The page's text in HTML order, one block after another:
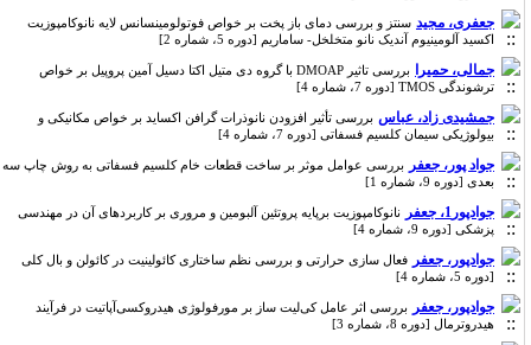
جعفری، مجید سنتز و بررسی دمای باز پخت بر خواص فوتولومینسانس لایه نانوکامپوزیت
اکسید آلومینیوم آندیک نانو متخلخل- ساماریم [دوره 5، شماره 2]
جمالی، حمیرا
بررسی تاثیر DMOAP با گروه دی متیل اکتا دسیل آمین پروپیل بر خواص
ترشوندگی TMOS [دوره 7، شماره 4]
جمشیدی زاد، عباس بررسی تأثیر افزودن نانوذرات گرافن اکساید بر خواص مکانیکی و
بیولوژیکی سیمان کلسیم فسفاتی [دوره 7، شماره 4]
جواد پور، جعفر بررسی عوامل موثر بر ساخت قطعات خام کلسیم فسفاتی به روش چاپ سه
بعدی [دوره 9، شماره 1]
جوادپور1، جعفر
نانوکامپوزیت برپایه پروتئین آلبومین و مروری بر کاربردهای آن در مهندسی
پزشکی [دوره 9، شماره 4]
جوادپور، جعفر فعال سازی حرارتی و بررسی نظم ساختاری کائولینیت در کائولن و بال کلی
[دوره 5، شماره 4]
جوادپور، جعفر بررسی اثر عامل کی‌لیت ساز بر مورفولوژی هیدروکسی‌آپاتیت در فرآیند
هیدروترمال [دوره 8، شماره 3]